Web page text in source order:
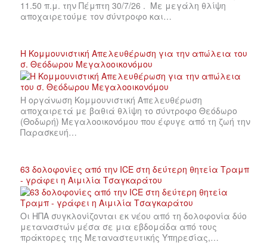
11.50 π.μ. την Πέμπτη 30/7/26 . Με μεγάλη θλίψη
αποχαιρετούμε τον σύντροφο και…
Η Κομμουνιστική Απελευθέρωση για την απώλεια του
σ. Θεόδωρου Μεγαλοοικονόμου
Η οργάνωση Κομμουνιστική Απελευθέρωση
αποχαιρετά με βαθιά θλίψη το σύντροφο Θεόδωρο
(Θοδωρή) Μεγαλοοικονόμου που έφυγε από τη ζωή την
Παρασκευή…
63 δολοφονίες από την ICE στη δεύτερη θητεία Τραμπ
- γράφει η Αιμιλία Τσαγκαράτου
Οι ΗΠΑ συγκλονίζονται εκ νέου από τη δολοφονία δύο
μεταναστών μέσα σε μια εβδομάδα από τους
πράκτορες της Μεταναστευτικής Υπηρεσίας,…